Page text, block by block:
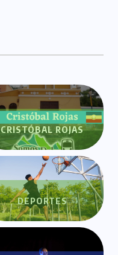
CRISTÓBAL ROJAS
DEPORTES